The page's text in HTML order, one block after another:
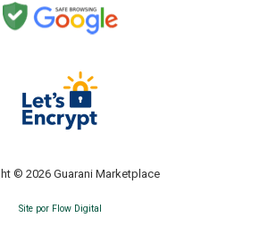
© 2026 Guarani Marketplace
Site por Flow Digital